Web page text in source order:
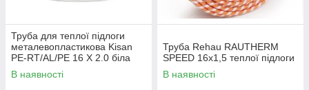
Труба для теплої підлоги
металевопластикова Kisan
PE-RT/AL/PE 16 Х 2.0 біла
В наявності
Труба Rehau RAUTHERM
SPEED 16х1,5 теплої підлоги
В наявності